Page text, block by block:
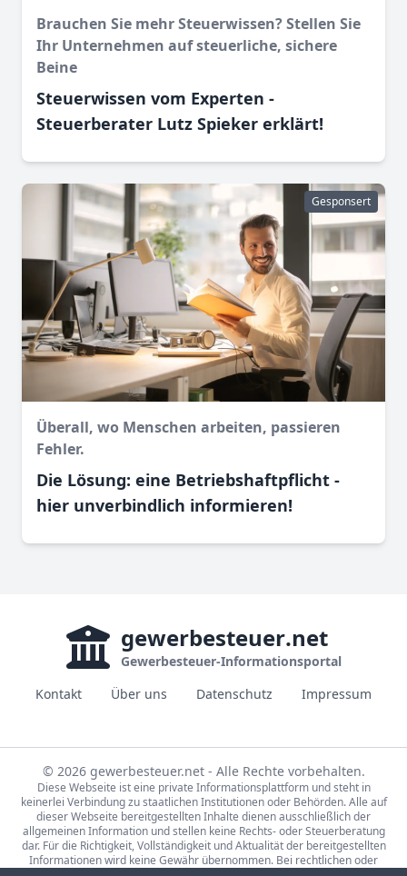
Brauchen Sie mehr Steuerwissen? Stellen Sie
Ihr Unternehmen auf steuerliche, sichere
Beine
Steuerwissen vom Experten -
Steuerberater Lutz Spieker erklärt!
Gesponsert
Überall, wo Menschen arbeiten, passieren
Fehler.
Die Lösung: eine Betriebshaftpflicht -
hier unverbindlich informieren!
gewerbesteuer.net
Gewerbesteuer-Informationsportal
Kontakt
Über uns Datenschutz Impressum
© 2026 gewerbesteuer.net - Alle Rechte vorbehalten.
Diese Webseite ist eine private Informationsplattform und steht in
keinerlei Verbindung zu staatlichen Institutionen oder Behörden. Alle auf
dieser Webseite bereitgestellten Inhalte dienen ausschließlich der
allgemeinen Information und stellen keine Rechts- oder Steuerberatung
dar. Für die Richtigkeit, Vollständigkeit und Aktualität der bereitgestellten
Informationen wird keine Gewähr übernommen. Bei rechtlichen oder